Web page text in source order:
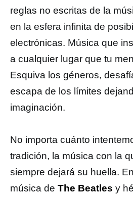
reglas no escritas de la
en la esfera infinita de
electrónicas. Música que
a cualquier lugar que tu
Esquiva los géneros,
escapa de los límites
imaginación.
No importa cuánto
tradición, la música con la
siempre dejará su huella.
música de The Beatles y